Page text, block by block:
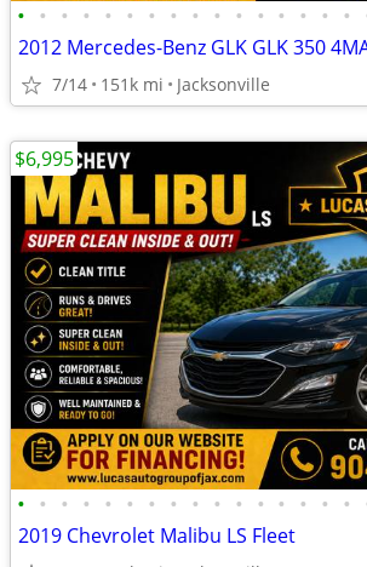
• • • • • • • • • • • • • • • •
2012 Mercedes-Benz GLK GLK 350
7/14 151k mi Jacksonville
• • • • • • • • • • • • • • • •
2019 Chevrolet Malibu LS Fleet
$6,995